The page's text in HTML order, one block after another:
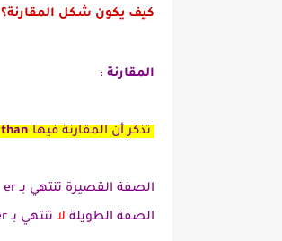
كيف يكون شكل المقارنة؟
المقارنة :
تذكر أن المقارنة فيها than
الصفة القصيرة تنتهي بـ er
الصفة الطويلة لا تنتهي بـ er لكن يأتي قبلها more